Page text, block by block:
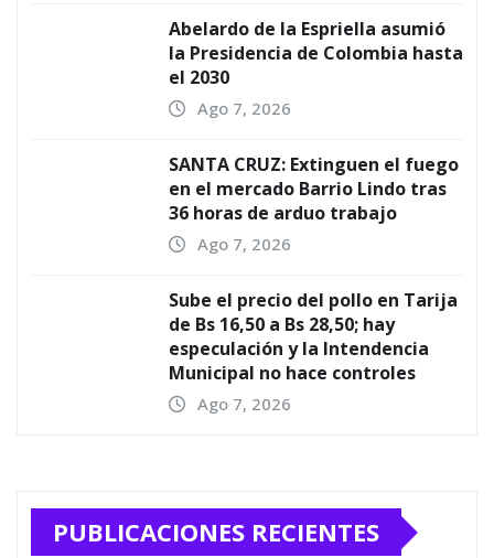
Abelardo de la Espriella asumió
la Presidencia de Colombia hasta
el 2030
Ago 7, 2026
SANTA CRUZ: Extinguen el fuego
en el mercado Barrio Lindo tras
36 horas de arduo trabajo
Ago 7, 2026
Sube el precio del pollo en Tarija
de Bs 16,50 a Bs 28,50; hay
especulación y la Intendencia
Municipal no hace controles
Ago 7, 2026
PUBLICACIONES RECIENTES